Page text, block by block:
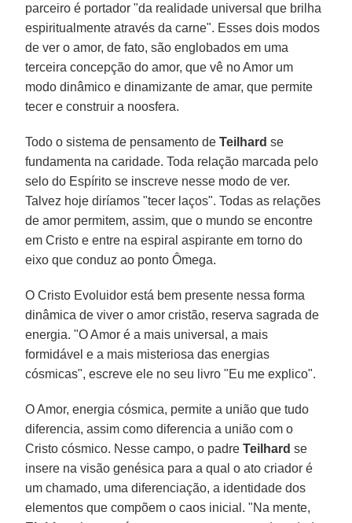
parceiro é portador "da realidade universal que brilha
espiritualmente através da carne". Esses dois modos
de ver o amor, de fato, são englobados em uma
terceira concepção do amor, que vê no Amor um
modo dinâmico e dinamizante de amar, que permite
tecer e construir a noosfera.
Todo o sistema de pensamento deTeilhard se
fundamenta na caridade. Toda relação marcada pelo
selo do Espírito se inscreve nesse modo de ver.
Talvez hoje diríamos "tecer laços". Todas as relações
de amor permitem, assim, que o mundo se encontre
em Cristo e entre na espiral aspirante em torno do
eixo que conduz ao ponto Ômega.
O Cristo Evoluidor está bem presente nessa forma
dinâmica de viver o amor cristão, reserva sagrada de
energia. "O Amor é a mais universal, a mais
formidável e a mais misteriosa das energias
cósmicas", escreve ele no seu livro "Eu me explico".
O Amor, energia cósmica, permite a união que tudo
diferencia, assim como diferencia a união com o
Cristo cósmico. Nesse campo, o padreTeilhard se
insere na visão genésica para a qual o ato criador é
um chamado, uma diferenciação, a identidade dos
elementos que compõem o caos inicial. "Na mente,